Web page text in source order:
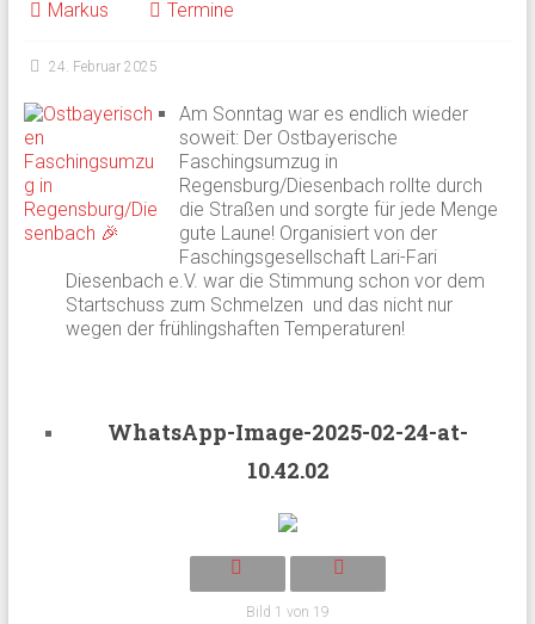
Markus Termine
24. Februar 2025
Am Sonntag war es endlich wieder
soweit: Der Ostbayerische
Faschingsumzug in
Regensburg/Diesenbach rollte durch
die Straßen und sorgte für jede Menge
gute Laune! Organisiert von der
Faschingsgesellschaft Lari-Fari
Diesenbach e.V. war die Stimmung schon vor dem
Startschuss zum Schmelzen und das nicht nur
wegen der frühlingshaften Temperaturen!
WhatsApp-Image-2025-02-24-at-
10.42.02
Bild 1 von 19